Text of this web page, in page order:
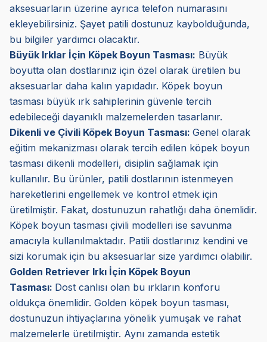
aksesuarların üzerine ayrıca telefon numarasını
ekleyebilirsiniz. Şayet patili dostunuz kaybolduğunda,
bu bilgiler yardımcı olacaktır.
Büyük Irklar İçin Köpek Boyun Tasması: Büyük
boyutta olan dostlarınız için özel olarak üretilen bu
aksesuarlar daha kalın yapıdadır. Köpek boyun
tasması büyük ırk sahiplerinin güvenle tercih
edebileceği dayanıklı malzemelerden tasarlanır.
Dikenli ve Çivili Köpek Boyun Tasması: Genel olarak
eğitim mekanizması olarak tercih edilen köpek boyun
tasması dikenli modelleri, disiplin sağlamak için
kullanılır. Bu ürünler, patili dostlarının istenmeyen
hareketlerini engellemek ve kontrol etmek için
üretilmiştir. Fakat, dostunuzun rahatlığı daha önemlidir.
Köpek boyun tasması çivili modelleri ise savunma
amacıyla kullanılmaktadır. Patili dostlarınız kendini ve
sizi korumak için bu aksesuarlar size yardımcı olabilir.
Golden Retriever Irkı İçin Köpek Boyun
Tasması: Dost canlısı olan bu ırkların konforu
oldukça önemlidir. Golden köpek boyun tasması,
dostunuzun ihtiyaçlarına yönelik yumuşak ve rahat
malzemelerle üretilmiştir. Aynı zamanda estetik